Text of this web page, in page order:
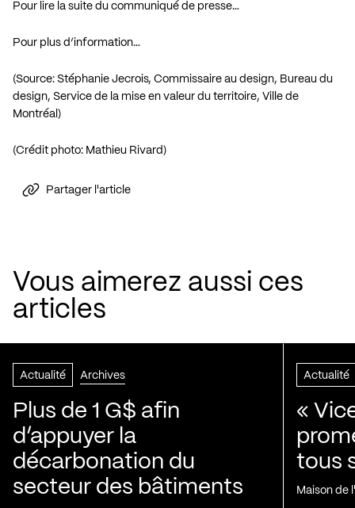
Pour lire la suite du communiqué de presse…
Pour plus d’information…
(Source: Stéphanie Jecrois, Commissaire au design, Bureau du
design, Service de la mise en valeur du territoire, Ville de
Montréal)
(Crédit photo: Mathieu Rivard)
Partager l'article
Vous aimerez aussi ces
articles
Actualité Archives
Plus de 1 G$ afin
d’appuyer la
décarbonation du
secteur des bâtiments
Actualité
«
tous
Maison de